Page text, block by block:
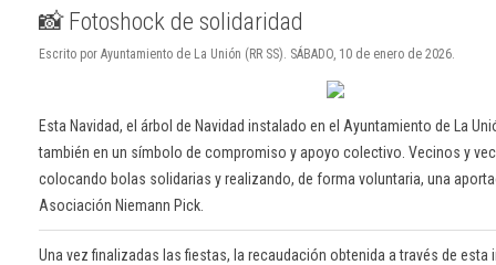
📸 Fotoshock de solidaridad
Escrito por Ayuntamiento de La Unión (RR SS). SÁBADO, 10 de enero de 2026.
Esta Navidad, el árbol de Navidad instalado en el Ayuntamiento de La
también en un símbolo de compromiso y apoyo colectivo. Vecinos y
colocando bolas solidarias y realizando, de forma voluntaria, una
Asociación Niemann Pick.
Una vez finalizadas las fiestas, la recaudación obtenida a través de esta